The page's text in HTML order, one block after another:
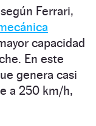
Ferrari,
capacidad
En este
genera casi
a 250 km/h,